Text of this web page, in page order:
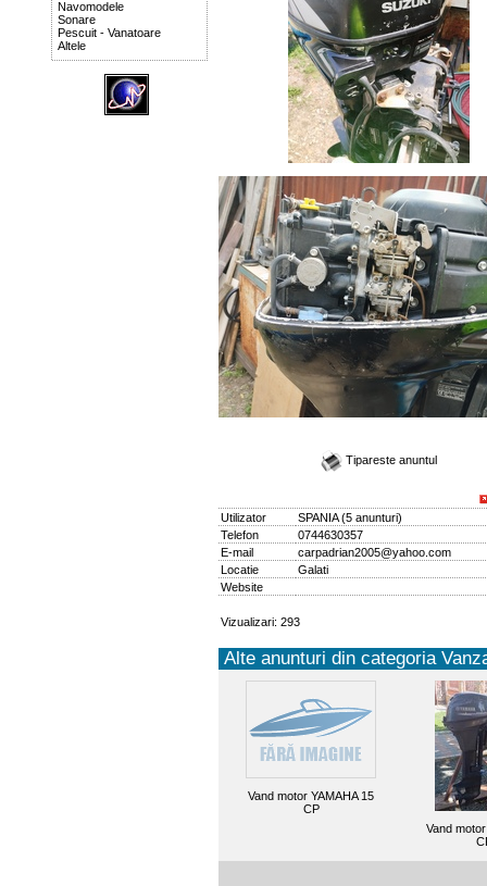
Navomodele
Sonare
Pescuit - Vanatoare
Altele
Tipareste anuntul
Utilizator SPANIA(5 anunturi)
Telefon
0744630357
E-mail
carpadrian2005@yahoo.com
Locatie
Galati
Website
Vizualizari: 293
Alte anunturi din categoria
Vand motor YAMAHA 15
CP
Vand